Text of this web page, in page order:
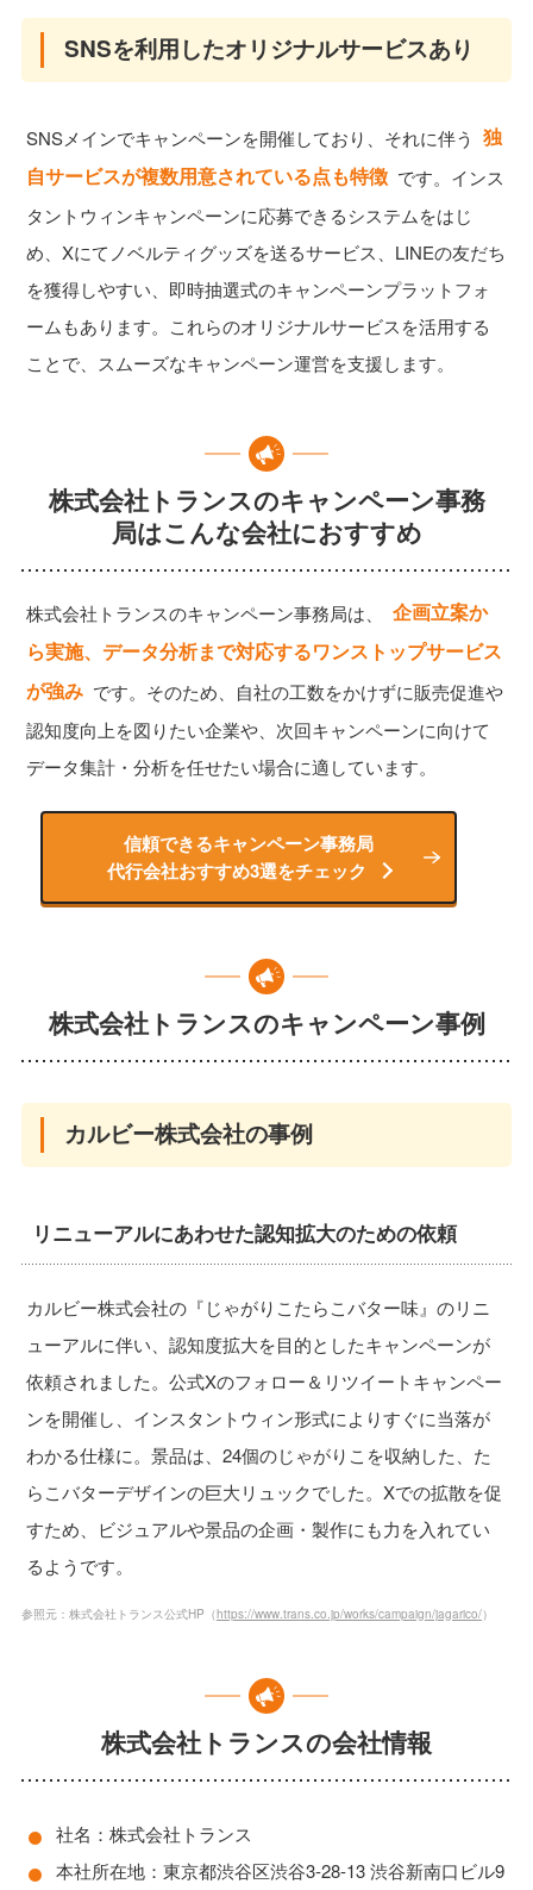
SNSを利用したオリジナルサービスあり
SNSメインでキャンペーンを開催しており、それに伴う 独
自サービスが複数用意されている点も特徴 です。インス
タントウィンキャンペーンに応募できるシステムをはじ
め、Xにてノベルティグッズを送るサービス、LINEの友だち
を獲得しやすい、即時抽選式のキャンペーンプラットフォ
ームもあります。これらのオリジナルサービスを活用する
ことで、スムーズなキャンペーン運営を支援します。
株式会社トランスのキャンペーン事務
局はこんな会社におすすめ
株式会社トランスのキャンペーン事務局は、
企画立案か
ら実施、データ分析まで対応するワンストップサービス
が強み です。そのため、自社の工数をかけずに販売促進や
認知度向上を図りたい企業や、次回キャンペーンに向けて
データ集計・分析を任せたい場合に適しています。
信頼できるキャンペーン事務局
代行会社おすすめ3選をチェック
株式会社トランスのキャンペーン事例
カルビー株式会社の事例
リニューアルにあわせた認知拡大のための依頼
カルビー株式会社の『じゃがりこたらこバター味』のリニ
ューアルに伴い、認知度拡大を目的としたキャンペーンが
依頼されました。公式Xのフォロー＆リツイートキャンペー
ンを開催し、インスタントウィン形式によりすぐに当落が
わかる仕様に。景品は、24個のじゃがりこを収納した、た
らこバターデザインの巨大リュックでした。Xでの拡散を促
すため、ビジュアルや景品の企画・製作にも力を入れてい
るようです。
参照元：株式会社トランス公式HP（https://www.trans.co.jp/works/campaign/jagarico/）
株式会社トランスの会社情報
社名：株式会社トランス
本社所在地：東京都渋谷区渋谷3-28-13 渋谷新南口ビル9